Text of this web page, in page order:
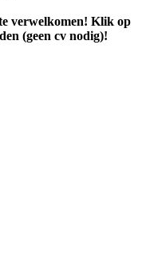
verwelkomen! Klik op
(geen cv nodig)!